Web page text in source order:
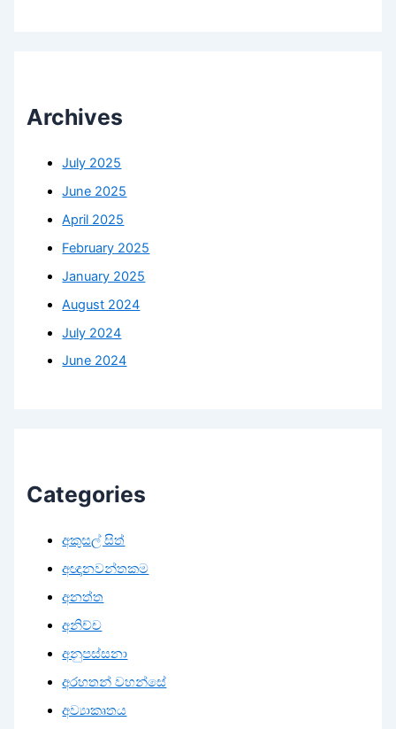
Archives
July 2025
June 2025
April 2025
February 2025
January 2025
August 2024
July 2024
June 2024
Categories
අකුසල් සිත්
අඥානවන්තකම
අනත්ත
අනිච්ච
අනුපස්සනා
අරහතන් වහන්සේ
අව්‍යාකෘතය